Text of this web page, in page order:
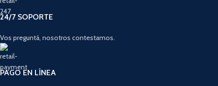
24/7 SOPORTE
Vos preguntá, nosotros contestamos.
PAGO EN LÍNEA